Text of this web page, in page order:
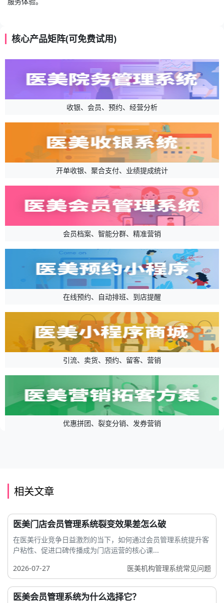
核心产品矩阵(可免费试用)
收银、会员、预约、经营分析
开单收银、聚合支付、业绩提成统计
会员档案、智能分群、精准营销
在线预约、自动排班、到店提醒
引流、卖货、预约、留客、营销
优惠拼团、裂变分销、发券营销
相关文章
医美门店会员管理系统裂变效果差怎么破
在医美行业竞争日益激烈的当下，如何通过会员管理系统提升客
户粘性、促进口碑传播成为门店运营的核心课...
2026-07-27
医美机构管理系统常见问题
医美会员管理系统为什么选择它？